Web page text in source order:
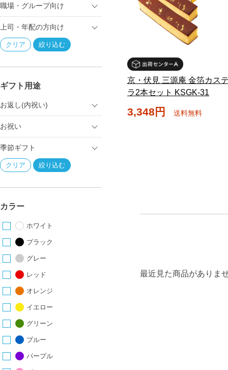
職場・グループ向け
上司・年配の方向け
ギフト用途
お返し(内祝い)
お祝い
季節ギフト
カラー
ホワイト
ブラック
グレー
レッド
オレンジ
イエロー
グリーン
ブルー
パープル
京・伏見 三源庵 金箔カス
ラ2本セット KSGK-31
3,348円 送料無料
最近見た商品がありま